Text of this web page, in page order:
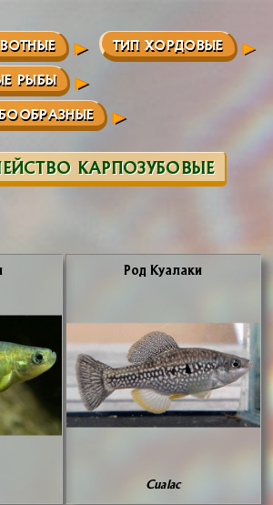
ТИП ХОРДОВЫЕ
РЫБЫ
КАРПОЗУБОВЫЕ
Род Ку­а­ла­ки
Cualac